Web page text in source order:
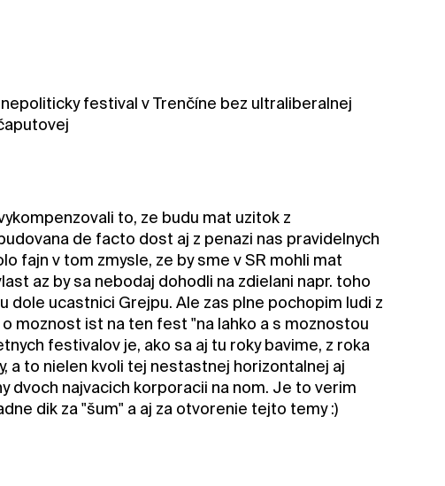
festival v Trenčíne bez ultraliberalnej
to, ze budu mat uzitok z
de facto dost aj z penazi nas pravidelnych
fajn v tom zmysle, ze by sme v SR mohli mat
az by sa nebodaj dohodli na zdielani napr. toho
ucastnici Grejpu. Ale zas plne pochopim ludi z
moznost ist na ten fest "na lahko a s moznostou
festivalov je, ako sa aj tu roky bavime, z roka
a to nielen kvoli tej nestastnej horizontalnej aj
dvoch najvacich korporacii na nom. Je to verim
dik za "šum" a aj za otvorenie tejto temy :)